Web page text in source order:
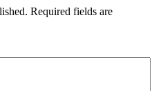
Required fields are